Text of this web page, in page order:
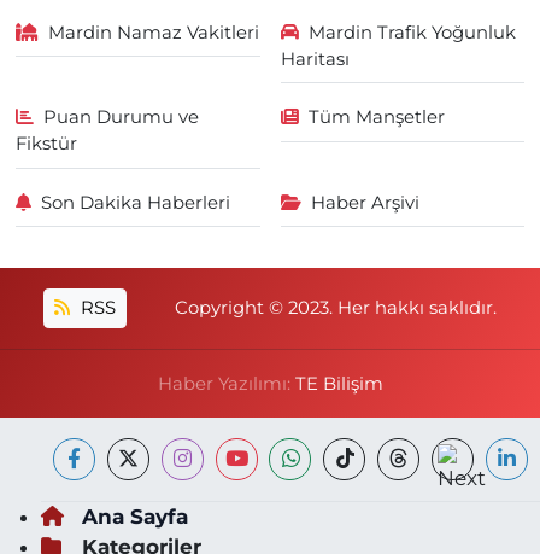
Mardin Namaz Vakitleri
Mardin Trafik Yoğunluk
Haritası
Puan Durumu ve
Fikstür
Tüm Manşetler
Son Dakika Haberleri Haber Arşivi
RSS Copyright © 2023. Her hakkı saklıdır.
Haber Yazılımı: TE Bilişim
Ana Sayfa
Kategoriler